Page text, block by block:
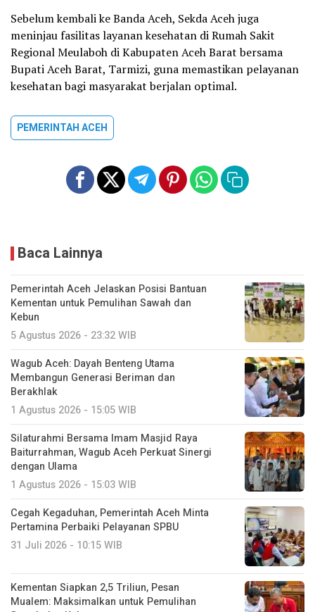
Sebelum kembali ke Banda Aceh, Sekda Aceh juga
meninjau fasilitas layanan kesehatan di Rumah Sakit
Regional Meulaboh di Kabupaten Aceh Barat bersama
Bupati Aceh Barat, Tarmizi, guna memastikan pelayanan
kesehatan bagi masyarakat berjalan optimal.
PEMERINTAH ACEH
Baca Lainnya
Pemerintah Aceh Jelaskan Posisi Bantuan
Kementan untuk Pemulihan Sawah dan
Kebun
5 Agustus 2026 - 23:32 WIB
Wagub Aceh: Dayah Benteng Utama
Membangun Generasi Beriman dan
Berakhlak
1 Agustus 2026 - 15:05 WIB
Silaturahmi Bersama Imam Masjid Raya
Baiturrahman, Wagub Aceh Perkuat Sinergi
dengan Ulama
1 Agustus 2026 - 15:03 WIB
Cegah Kegaduhan, Pemerintah Aceh Minta
Pertamina Perbaiki Pelayanan SPBU
31 Juli 2026 - 10:15 WIB
Kementan Siapkan 2,5 Triliun, Pesan
Mualem: Maksimalkan untuk Pemulihan